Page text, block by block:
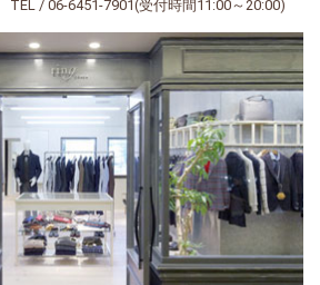
TEL / 06-6451-7901(受付時間11:00～20:00)